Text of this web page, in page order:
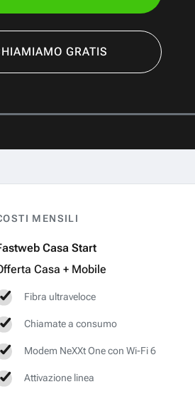
GRATIS
MENSILI
Casa Start
Casa + Mobile
Fibra ultraveloce
Chiamate a consumo
Modem NeXXt One con Wi-Fi 6
Attivazione linea